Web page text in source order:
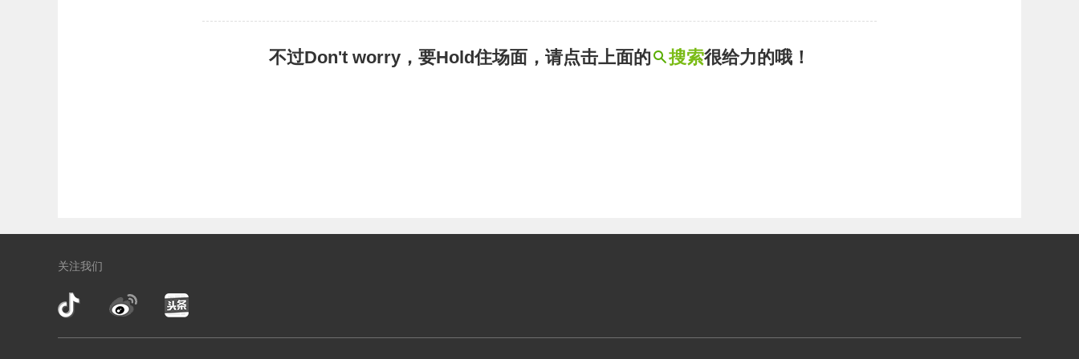
不过Don't worry，要Hold住场面，请点击上面的 搜索很给力的哦！
关注我们